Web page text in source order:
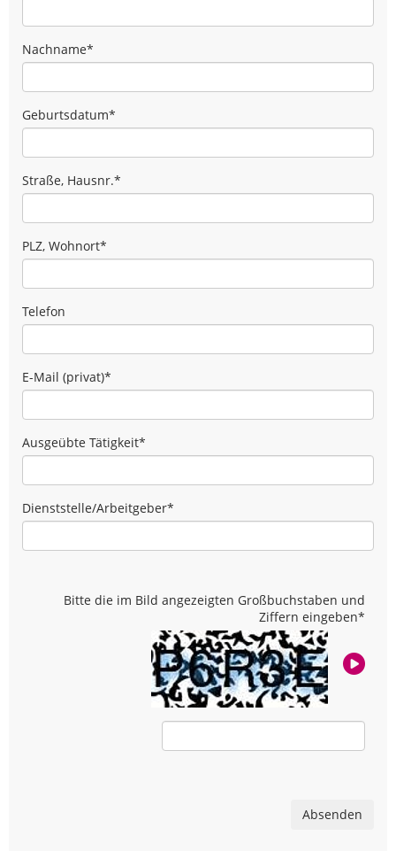
Nachname*
Geburtsdatum*
Straße, Hausnr.*
PLZ, Wohnort*
Telefon
E-Mail (privat)*
Ausgeübte Tätigkeit*
Dienststelle/Arbeitgeber*
Bitte die im Bild angezeigten Großbuchstaben und
Ziffern eingeben*
Absenden